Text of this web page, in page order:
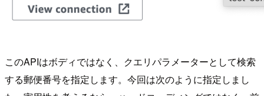
このAPIはボディではなく、クエリパラメーターとして検索
する郵便番号を指定します。今回は次のように指定しまし